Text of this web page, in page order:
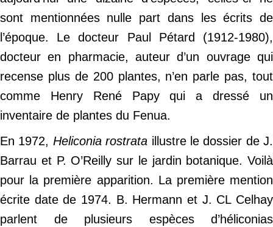
sont mentionnées nulle part dans les écrits de
l’époque. Le docteur Paul Pétard (1912-1980),
docteur en pharmacie, auteur d’un ouvrage qui
recense plus de 200 plantes, n’en parle pas, tout
comme Henry René Papy qui a dressé un
inventaire de plantes du Fenua.
En 1972, Heliconia rostrata illustre le dossier de J.
Barrau et P. O’Reilly sur le jardin botanique. Voilà
pour la première apparition. La première mention
écrite date de 1974. B. Hermann et J. CL Celhay
parlent de plusieurs espèces d’héliconias